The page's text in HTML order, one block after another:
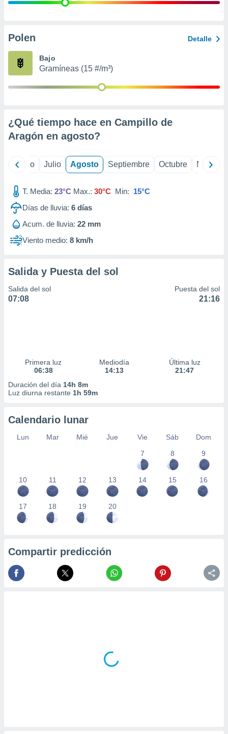
publicidad
de
Polen Detalle
Bajo
Gramíneas (15 #/m³)
¿Qué tiempo hace en Campillo de
Aragón en agosto?
Junio Julio Agosto Septiembre Octubre
T. Media: 23°C Max.: 30°C Min: 15°C
Días de lluvia: 6 días
Acum. de lluvia: 22 mm
Viento medio: 8 km/h
Salida y Puesta del sol
Salida del sol
07:08
Puesta del sol
21:16
Primera luz
06:38
Mediodía
14:13
Última luz
21:47
Duración del día 14h 8m
Luz diurna restante 1h 59m
Calendario lunar
Lun Mar Mié Jue Vie Sáb
Dom
7
8 9
10 11 12 13 14 15 16
17 18 19 20
Compartir predicción